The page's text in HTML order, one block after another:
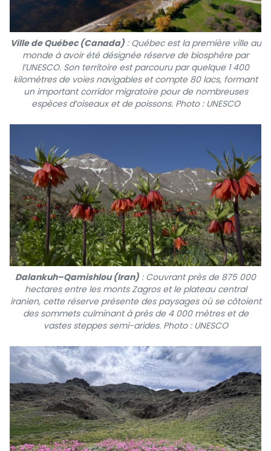
Ville de Québec (Canada): Québec est la première ville au
monde à avoir été désignée réserve de biosphère par
l’UNESCO. Son territoire est parcouru par quelque 1 400
kilomètres de voies navigables et compte 80 lacs, formant
un important corridor migratoire pour de nombreuses
espèces d’oiseaux et de poissons. Photo : UNESCO
Dalankuh–Qamishlou (Iran) : Couvrant près de 875 000
hectares entre les monts Zagros et le plateau central
iranien, cette réserve présente des paysages où se côtoient
des sommets culminant à près de 4 000 mètres et de
vastes steppes semi-arides. Photo : UNESCO